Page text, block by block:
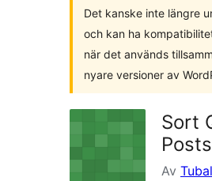
Det kanske inte längre
och kan ha
när det används
nyare versioner av
Sort
Posts
Av Tubal